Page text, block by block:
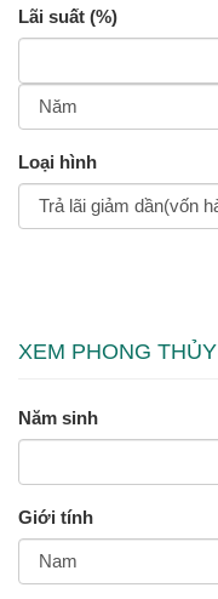
Lãi suất (%)
Loại hình
XEM PHONG THỦY
Năm sinh
Giới tính